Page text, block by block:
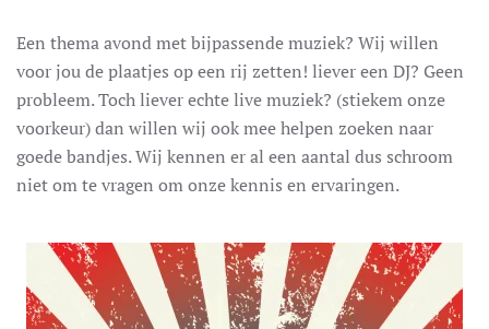
Een thema avond met bijpassende muziek? Wij willen
voor jou de plaatjes op een rij zetten! liever een DJ? Geen
probleem. Toch liever echte live muziek? (stiekem onze
voorkeur) dan willen wij ook mee helpen zoeken naar
goede bandjes. Wij kennen er al een aantal dus schroom
niet om te vragen om onze kennis en ervaringen.